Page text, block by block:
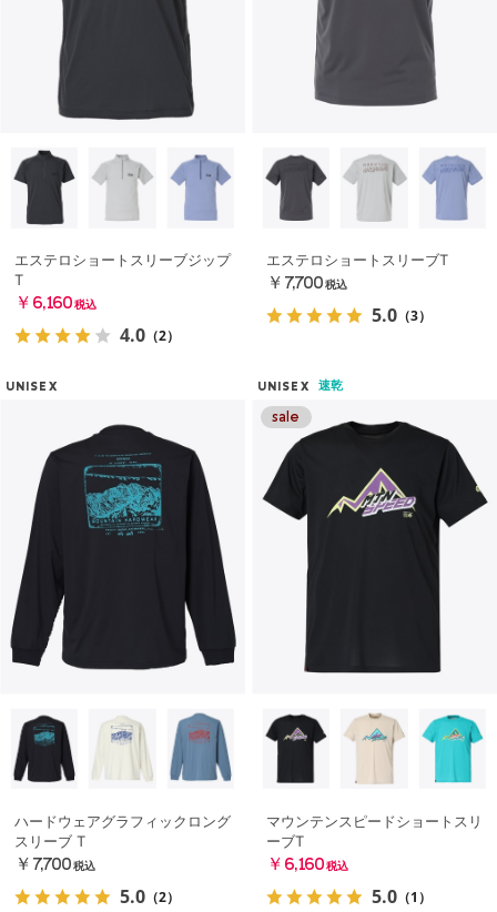
エステロショートスリーブジップ
T
￥6,160 税込
4.0 （2）
エステロショートスリーブT
￥7,700 税込
5.0 （3）
UNISEX
ハードウェアグラフィックロング
スリーブ T
￥7,700 税込
5.0 （2）
UNISEX 速乾
マウンテンスピードショートスリ
ーブT
￥6,160 税込
5.0 （1）